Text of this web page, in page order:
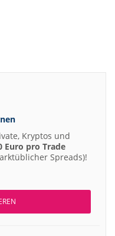
Kryptos und
Euro pro Trade
Spreads)!